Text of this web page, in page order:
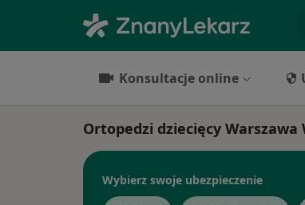
Konsultacje online
Ortopedzi dziecięcy Warszawa
Wybierz swoje ubezpieczenie